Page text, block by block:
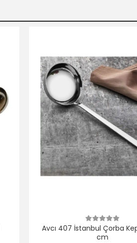
Avcı 407 İstanbul Çorba
cm